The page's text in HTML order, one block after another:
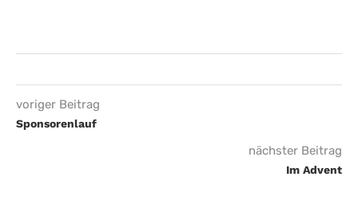
voriger Beitrag
Sponsorenlauf
nächster Beitrag
Im Advent